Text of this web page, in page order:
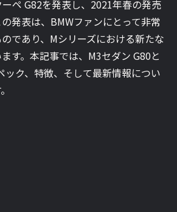
ーペ G82を発表し、2021年春の発売
発表は、BMWファンにとって非常
であり、Mシリーズにおける新たな
す。本記事では、M3セダン G80と
ック、特徴、そして最新情報につい